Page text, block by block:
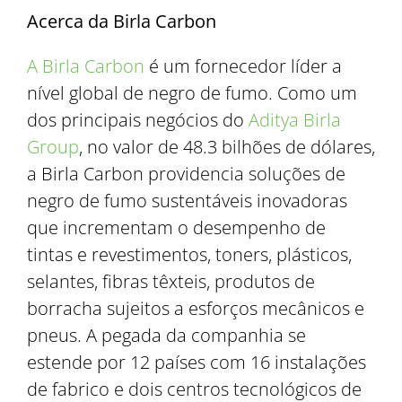
Acerca da Birla Carbon
A Birla Carbon é um fornecedor líder a
nível global de negro de fumo. Como um
dos principais negócios do Aditya Birla
Group, no valor de 48.3 bilhões de dólares,
a Birla Carbon providencia soluções de
negro de fumo sustentáveis inovadoras
que incrementam o desempenho de
tintas e revestimentos, toners, plásticos,
selantes, fibras têxteis, produtos de
borracha sujeitos a esforços mecânicos e
pneus. A pegada da companhia se
estende por 12 países com 16 instalações
de fabrico e dois centros tecnológicos de